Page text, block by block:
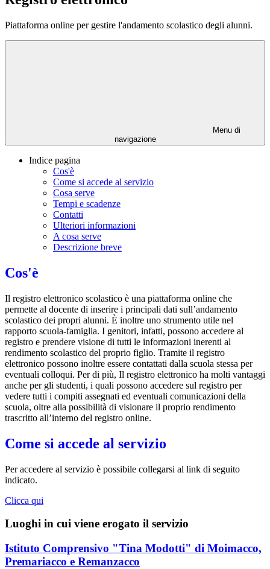
Piattaforma online per gestire l'andamento scolastico degli alunni.
Menu di
navigazione
Indice pagina
Cos'è
Come si accede al servizio
Cosa serve
Tempi e scadenze
Contatti
Ulteriori informazioni
A cosa serve
Descrizione breve
Cos'è
Il registro elettronico scolastico è una piattaforma online che
permette al docente di inserire i principali dati sull’andamento
scolastico dei propri alunni. È inoltre uno strumento utile nel
rapporto scuola-famiglia. I genitori, infatti, possono accedere al
registro e prendere visione di tutti le informazioni inerenti al
rendimento scolastico del proprio figlio. Tramite il registro
elettronico possono inoltre essere contattati dalla scuola stessa per
eventuali colloqui. Per di più, Il registro elettronico ha molti vantaggi
anche per gli studenti, i quali possono accedere sul registro per
vedere tutti i compiti assegnati ed eventuali comunicazioni della
scuola, oltre alla possibilità di visionare il proprio rendimento
trascritto all’interno del registro online.
Come si accede al servizio
Per accedere al servizio è possibile collegarsi al link di seguito
indicato.
Clicca qui
Luoghi in cui viene erogato il servizio
Istituto Comprensivo "Tina Modotti" di Moimacco,
Premariacco e Remanzacco